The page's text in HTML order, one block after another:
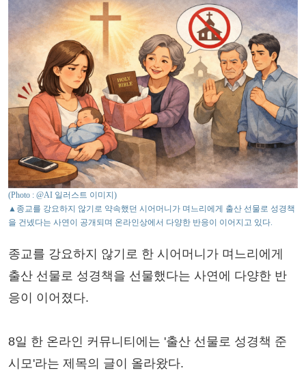
(Photo : @AI 일러스트 이미지)
▲종교를 강요하지 않기로 약속했던 시어머니가 며느리에게 출산 선물로 성경책
을 건넸다는 사연이 공개되며 온라인상에서 다양한 반응이 이어지고 있다.
종교를 강요하지 않기로 한 시어머니가 며느리에게
출산 선물로 성경책을 선물했다는 사연에 다양한 반
응이 이어졌다.
8일 한 온라인 커뮤니티에는 '출산 선물로 성경책 준
시모'라는 제목의 글이 올라왔다.